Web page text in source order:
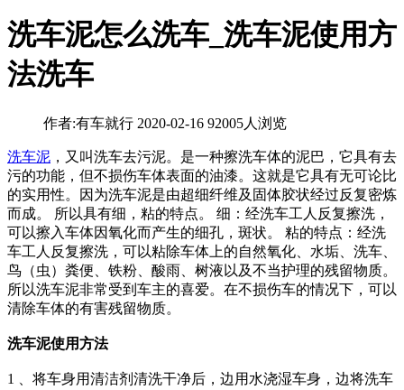
洗车泥怎么洗车_洗车泥使用方
法洗车
作者:有车就行 2020-02-16 92005人浏览
洗车泥 ，又叫洗车去污泥。是一种擦洗车体的泥巴，它具有去
污的功能，但不损伤车体表面的油漆。这就是它具有无可论比
的实用性。因为洗车泥是由超细纤维及固体胶状经过反复密炼
而成。 所以具有细，粘的特点。 细：经洗车工人反复擦洗，
可以擦入车体因氧化而产生的细孔，斑状。 粘的特点：经洗
车工人反复擦洗，可以粘除车体上的自然氧化、水垢、洗车、
鸟（虫）粪便、铁粉、酸雨、树液以及不当护理的残留物质。
所以洗车泥非常受到车主的喜爱。在不损伤车的情况下，可以
清除车体的有害残留物质。
洗车泥使用方法
1 、将车身用清洁剂清洗干净后，边用水浇湿车身，边将洗车